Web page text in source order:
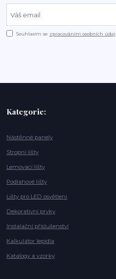
Souhlasím se zpracováním osobních
Kategorie:
Nástěnné panely
Stropní lišty
Lemovací lišty
Podlahové lišty
Lišty pro LED osvětlení
Dekorativní prvky
Instalační příslušenství
Kalkulátor lepidla
Katalogy a vzorky